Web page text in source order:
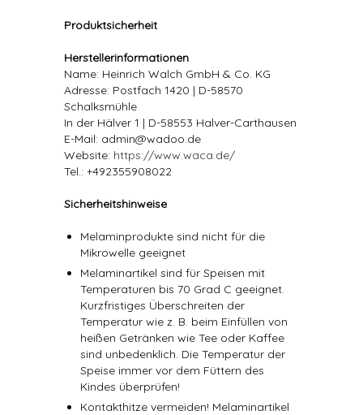
Produktsicherheit
Herstellerinformationen
Name: Heinrich Walch GmbH & Co. KG
Adresse: Postfach 1420 | D-58570
Schalksmühle
In der Hälver 1 | D-58553 Halver-Carthausen
E-Mail: admin@wadoo.de
Website: https://www.waca.de/
Tel.: +492355908022
Sicherheitshinweise
Melaminprodukte sind nicht für die
Mikrowelle geeignet
Melaminartikel sind für Speisen mit
Temperaturen bis 70 Grad C geeignet.
Kurzfristiges Überschreiten der
Temperatur wie z. B. beim Einfüllen von
heißen Getränken wie Tee oder Kaffee
sind unbedenklich. Die Temperatur der
Speise immer vor dem Füttern des
Kindes überprüfen!
Kontakthitze vermeiden! Melaminartikel